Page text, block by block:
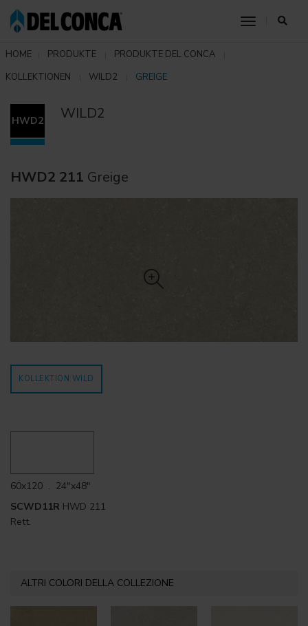
toggle
HOME PRODUKTE
PRODUKTE DEL CONCA
KOLLEKTIONEN
WILD2 GREIGE
HWD2 WILD2
HWD2 211 Greige
KOLLEKTION WILD
60x120 . 24"x48"
SCWD11R HWD 211
Rett.
ALTRI COLORI DELLA COLLEZIONE